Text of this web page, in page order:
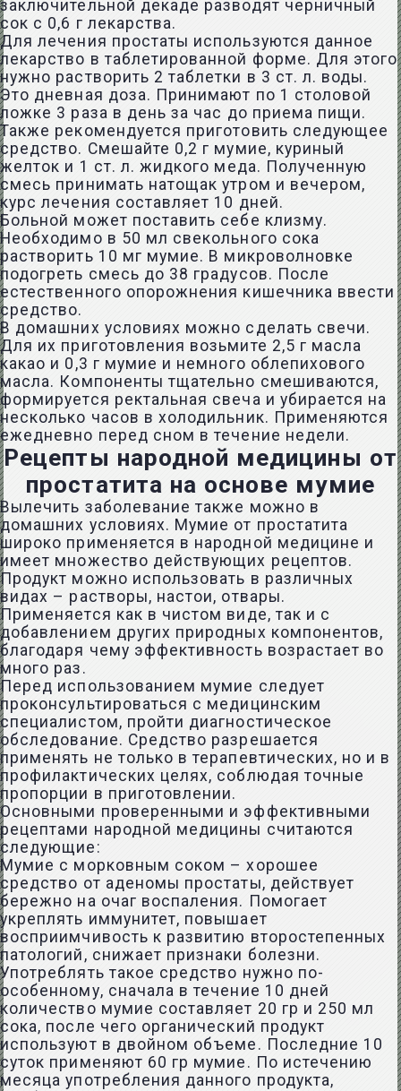
заключительной декаде разводят черничный
сок с 0,6 г лекарства.
Для лечения простаты используются данное
лекарство в таблетированной форме. Для этого
нужно растворить 2 таблетки в 3 ст. л. воды.
Это дневная доза. Принимают по 1 столовой
ложке 3 раза в день за час до приема пищи.
Также рекомендуется приготовить следующее
средство. Смешайте 0,2 г мумие, куриный
желток и 1 ст. л. жидкого меда. Полученную
смесь принимать натощак утром и вечером,
курс лечения составляет 10 дней.
Больной может поставить себе клизму.
Необходимо в 50 мл свекольного сока
растворить 10 мг мумие. В микроволновке
подогреть смесь до 38 градусов. После
естественного опорожнения кишечника ввести
средство.
В домашних условиях можно сделать свечи.
Для их приготовления возьмите 2,5 г масла
какао и 0,3 г мумие и немного облепихового
масла. Компоненты тщательно смешиваются,
формируется ректальная свеча и убирается на
несколько часов в холодильник. Применяются
ежедневно перед сном в течение недели.
Рецепты народной медицины от
простатита на основе мумие
Вылечить заболевание также можно в
домашних условиях. Мумие от простатита
широко применяется в народной медицине и
имеет множество действующих рецептов.
Продукт можно использовать в различных
видах – растворы, настои, отвары.
Применяется как в чистом виде, так и с
добавлением других природных компонентов,
благодаря чему эффективность возрастает во
много раз.
Перед использованием мумие следует
проконсультироваться с медицинским
специалистом, пройти диагностическое
обследование. Средство разрешается
применять не только в терапевтических, но и в
профилактических целях, соблюдая точные
пропорции в приготовлении.
Основными проверенными и эффективными
рецептами народной медицины считаются
следующие:
Мумие с морковным соком – хорошее
средство от аденомы простаты, действует
бережно на очаг воспаления. Помогает
укреплять иммунитет, повышает
восприимчивость к развитию второстепенных
патологий, снижает признаки болезни.
Употреблять такое средство нужно по-
особенному, сначала в течение 10 дней
количество мумие составляет 20 гр и 250 мл
сока, после чего органический продукт
используют в двойном объеме. Последние 10
суток применяют 60 гр мумие. По истечению
месяца употребления данного продукта,